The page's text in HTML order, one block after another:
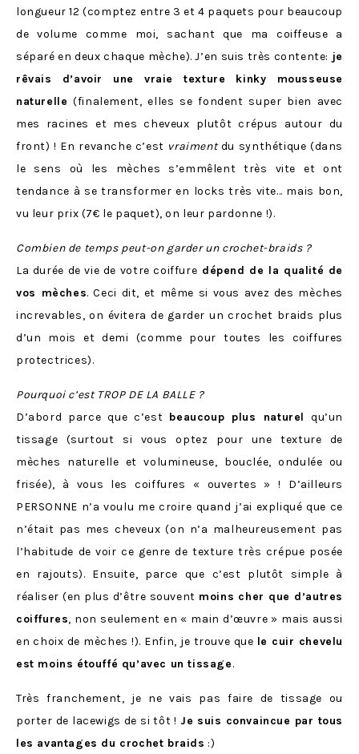
longueur 12 (comptez entre 3 et 4 paquets pour beaucoup
de volume comme moi, sachant que ma coiffeuse a
séparé en deux chaque mèche). J’en suis très contente: je
rêvais d’avoir une vraie texture kinky mousseuse
naturelle (finalement, elles se fondent super bien avec
mes racines et mes cheveux plutôt crépus autour du
front) ! En revanche c’est vraimentdu synthétique (dans
le sens où les mèches s’emmêlent très vite et ont
tendance à se transformer en locks très vite… mais bon,
vu leur prix (7€ le paquet), on leur pardonne !).
Combien de temps peut-on garder un crochet-braids ?
La durée de vie de votre coiffure dépend de la qualité de
vos mèches. Ceci dit, et même si vous avez des mèches
increvables, on évitera de garder un crochet braids plus
d’un mois et demi (comme pour toutes les coiffures
protectrices).
Pourquoi c’est TROP DE LA BALLE ?
D’abord parce que c’est beaucoup plus naturel qu’un
tissage (surtout si vous optez pour une texture de
mèches naturelle et volumineuse, bouclée, ondulée ou
frisée), à vous les coiffures « ouvertes » ! D’ailleurs
PERSONNE n’a voulu me croire quand j’ai expliqué que ce
n’était pas mes cheveux (on n’a malheureusement pas
l’habitude de voir ce genre de texture très crépue posée
en rajouts). Ensuite, parce que c’est plutôt simple à
réaliser (en plus d’être souvent moins cher que d’autres
coiffures, non seulement en « main d’œuvre » mais aussi
en choix de mèches !). Enfin, je trouve que le cuir chevelu
est moins étouffé qu’avec un tissage.
Très franchement, je ne vais pas faire de tissage ou
porter de lacewigs de si tôt ! Je suis convaincue par tous
les avantages du crochet braids :)